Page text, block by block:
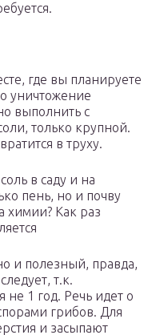
где вы планируете
уничтожение
выполнить с
только крупной.
в труху.
в саду и на
пень, но и почву
химии? Как раз
и полезный, правда,
т.к.
не 1 год. Речь идет о
грибов. Для
и засыпают